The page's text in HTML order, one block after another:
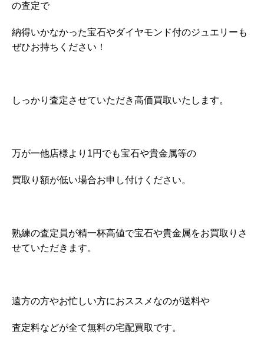
の査定で
納得いかなかった宝石やダイヤモンド付のジュエリーも
ぜひお持ちください！
しっかり査定させていただき高価買取いたします。
万が一他店様より1円でも宝石や貴金属等の
買取り額が低い場合お申し付けください。
熟練の査定員が精一杯高値で宝石や貴金属をお買取りさ
せていただきます。
遠方の方やお忙しい方におススメなのが送料や
査定料などが全て無料の宅配買取です。